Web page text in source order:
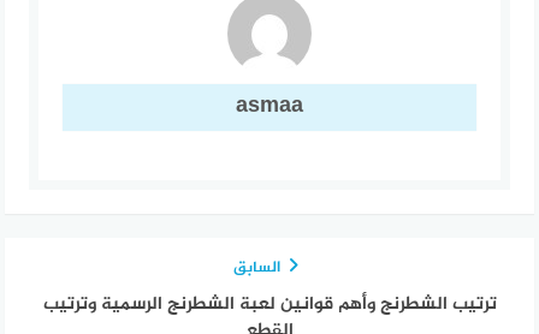
asmaa
السابق
ترتيب الشطرنج وأهم قوانين لعبة الشطرنج الرسمية وترتيب